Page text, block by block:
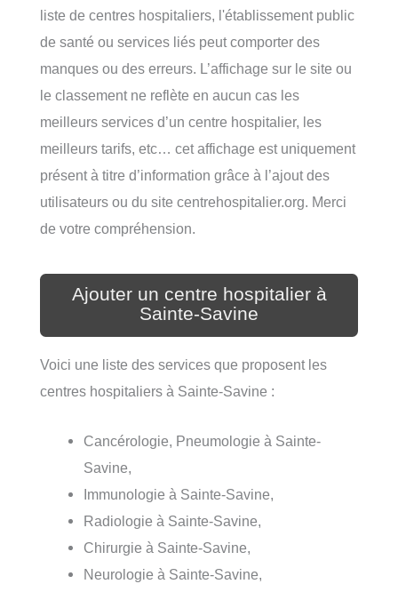
liste de centres hospitaliers, l'établissement public
de santé ou services liés peut comporter des
manques ou des erreurs. L’affichage sur le site ou
le classement ne reflète en aucun cas les
meilleurs services d’un centre hospitalier, les
meilleurs tarifs, etc… cet affichage est uniquement
présent à titre d’information grâce à l’ajout des
utilisateurs ou du site centrehospitalier.org. Merci
de votre compréhension.
Ajouter un centre hospitalier à
Sainte-Savine
Voici une liste des services que proposent les
centres hospitaliers à Sainte-Savine :
Cancérologie, Pneumologie à Sainte-
Savine,
Immunologie à Sainte-Savine,
Radiologie à Sainte-Savine,
Chirurgie à Sainte-Savine,
Neurologie à Sainte-Savine,